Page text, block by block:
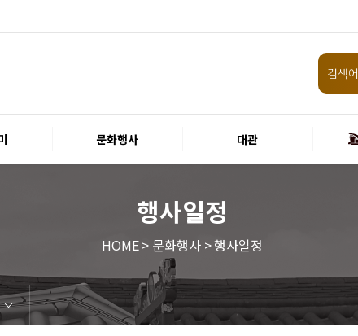
문화행사 대관
행사일정
HOME > 문화행사 > 행사일정
화랑홀 화랑홀 2층
화랑홀 3층
원화홀
티켓안내 티켓예매
티켓수령
할인규정
취소·환불규정
공연장 관람예절
공연장 편의서비스
현재전시
예정전시
지난전시
미술관 관람예절
미술관 편의서비스
경주 대릉원돌담길 축제
국제경주역사문화포럼
금속공예관
경주 e스포츠 페스티벌
돗자리피크닉
국제경주역사문화포럼
교촌문화공연 신라오기
신라문화제
국제뮤직페스티벌
경주문화관1918
교촌버스킹
지역예술인 지원사업
봉황대 뮤직스퀘어
경주국악여행
제야의 종 타종식
한수원아트페스티벌
한복문화주간
동아시아 문화도시
MyK FESTA in 경주
경주시 관광기념품 공모전
뉴스
갤러리
경주예술의전당
경주문화관1918
운영조례 경주예술의전당
운영규칙 공연장 및 부대시설
알천미술관
경주문화관1918
사용료 경주예술의전당
경주문화관1918
경주예술의전당
경주문화관1918
시설소개
공연장 화랑홀
원화홀
알천미술관
기타시설
시립극단 시립극단 소개
단원현황
시립합창단 시립합창단 소개
단원현황
시립신라고취대 시립신라고취대 소개
단원현황
연간일정
공지사항
입찰정보
채용정보
홍보·보도자료
서식·매뉴얼
웹진
FAQ 가입 및 정보
공연
전시
아카데미
대관
기타
질문과답변
회원안내 · 혜택
우수고객
비전전략
사업안내
연혁
재단CI
ESG경영 선언문
인권경영선언문
임직원행동강령
문화서비스윤리헌장
통합신고센터
경영목표 예산서 운영계획
결산서
임원 및 운영인력 현황 인건비
경영실적
외부기관 감사
기타공시
계약현황
기부금현황
업무추진비 복리후생비 내역
경주예술의전당
경주문화관1918
신라금속공예관